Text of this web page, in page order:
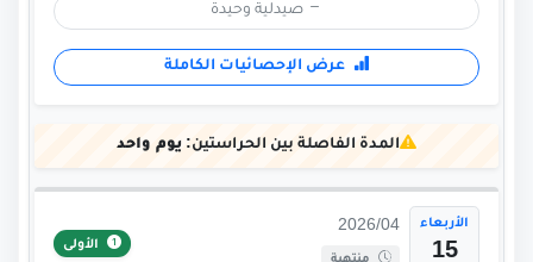
صيدلية وحيدة
عرض الإحصائيات الكاملة
المدة الفاصلة بين الحراستين: يوم واحد
الأربعاء
15
2026/04
الأولى